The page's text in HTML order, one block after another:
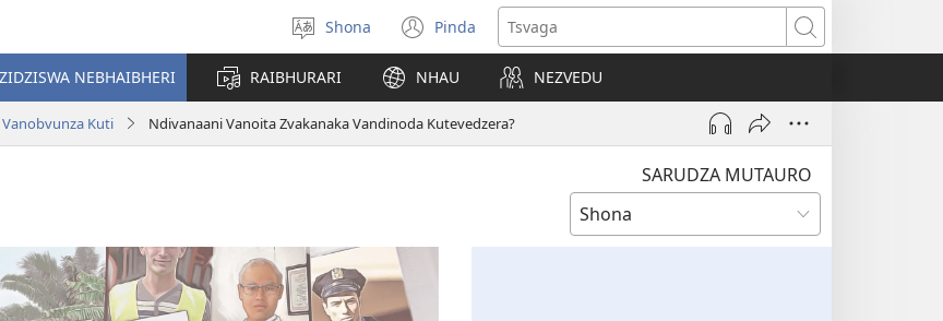
Sarudza
Mutauro
Shona Pinda
(opens
new
window)
Tsvaga
NEBHAIBHERI RAIBHURARI NHAU NEZVEDU
Kuti Ndivanaani Vanoita Zvakanaka Vandinoda Kutevedzera?
SARUDZA MUTAURO